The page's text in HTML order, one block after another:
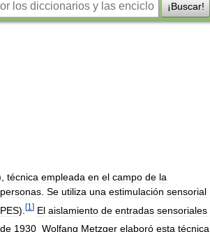
¡Buscar!
técnica empleada en el campo de la
personas Se utiliza una estimulación sensorial
PES). [1 ] El aislamiento de entradas sensoriales
de 1930 Wolfang Metzger elaboró esta técnica